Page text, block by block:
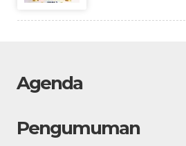
Agenda
Pengumuman